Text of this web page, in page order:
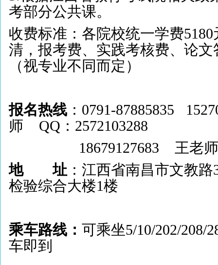
考部分公共课。
收费标准：各院校统一学费5180
清，报考费、实践考核费、论
（视专业不同而定）
报名热线 ：0791-87885835
师 QQ ： 2572103288
18679127683 王老
地 址 ：江西省南昌市文教
检验综合大楼1楼
乘车路线： 可乘坐5/10/202/208/
车即到